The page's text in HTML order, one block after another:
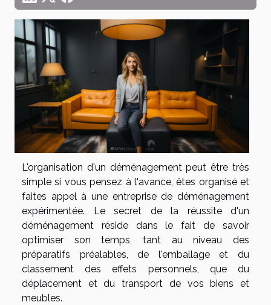
L'organisation d'un déménagement peut être très
simple si vous pensez à l'avance, êtes organisé et
faites appel à une entreprise de déménagement
expérimentée. Le secret de la réussite d'un
déménagement réside dans le fait de savoir
optimiser son temps, tant au niveau des
préparatifs préalables, de l'emballage et du
classement des effets personnels, que du
déplacement et du transport de vos biens et
meubles.